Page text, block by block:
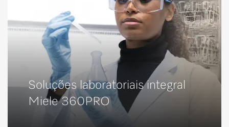
Soluções laboratoriais integral
Miele 360PRO